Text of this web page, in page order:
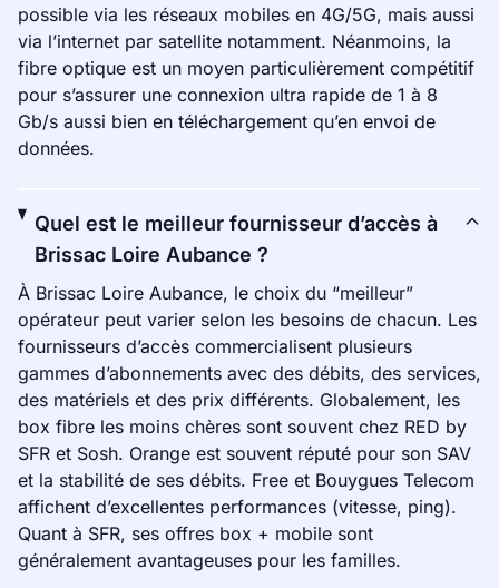
possible via les réseaux mobiles en 4G/5G, mais aussi
via l’internet par satellite notamment. Néanmoins, la
fibre optique est un moyen particulièrement compétitif
pour s’assurer une connexion ultra rapide de 1 à 8
Gb/s aussi bien en téléchargement qu’en envoi de
données.
Quel est le meilleur fournisseur d’accès à
Brissac Loire Aubance ?
À Brissac Loire Aubance, le choix du “meilleur”
opérateur peut varier selon les besoins de chacun. Les
fournisseurs d’accès commercialisent plusieurs
gammes d’abonnements avec des débits, des services,
des matériels et des prix différents. Globalement, les
box fibre les moins chères sont souvent chez RED by
SFR et Sosh. Orange est souvent réputé pour son SAV
et la stabilité de ses débits. Free et Bouygues Telecom
affichent d’excellentes performances (vitesse, ping).
Quant à SFR, ses offres box + mobile sont
généralement avantageuses pour les familles.